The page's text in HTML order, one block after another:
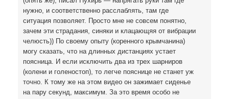
нужно, и соответственно расслаблять, там где
ситуация позволяет. Просто мне не совсем понятно,
зачем эти страдания, синяки и клацающяя от вибрации
челюсть)) По своему опыту (коренного крымчанина)
могу сказать, что на длинных дистанциях устает
поясница. И если исключить два из трех шарниров
(колени и голеностоп), то легче пояснице не станет уж
точно. К тому же на этом видео он зажимает сиденье
на пару секунд, максимум. За это время особо не